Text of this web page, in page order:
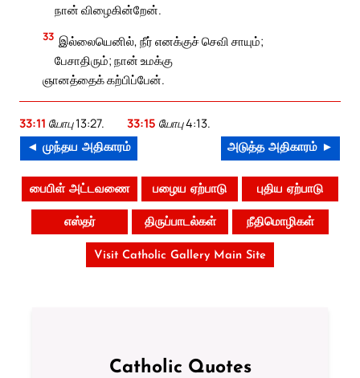
நான் விழைகின்றேன்.
33 இல்லையெனில், நீர் எனக்குச் செவி சாயும்;
பேசாதிரும்; நான் உமக்கு
ஞானத்தைக் கற்பிப்பேன்.
33:11 யோபு 13:27. 33:15 யோபு 4:13.
◄ முந்தய அதிகாரம் அடுத்த அதிகாரம் ►
பைபிள் அட்டவணை பழைய ஏற்பாடு புதிய ஏற்பாடு
எஸ்தர் திருப்பாடல்கள் நீதிமொழிகள்
Visit Catholic Gallery Main Site
Catholic Quotes